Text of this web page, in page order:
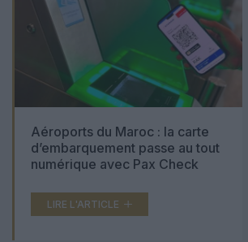
Aéroports du Maroc : la carte
d’embarquement passe au tout
numérique avec Pax Check
LIRE L'ARTICLE